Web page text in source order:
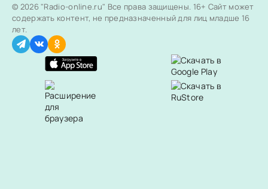
© 2026 "Radio-online.ru" Все права защищены. 16+ Сайт может
содержать контент, не предназначенный для лиц младше 16
лет.